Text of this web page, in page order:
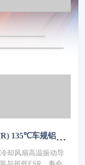
引擎舱105℃电容扛不住？永铭LKL(R) 135℃车规铝电解电容，破解冷却风扇高温振动失效难题
却风扇高温振动导